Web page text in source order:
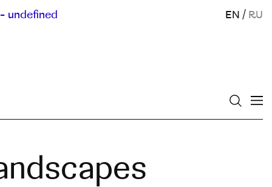
undefined EN / RU